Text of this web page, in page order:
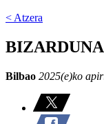
< Atzera
Bilbao 2025(e)ko